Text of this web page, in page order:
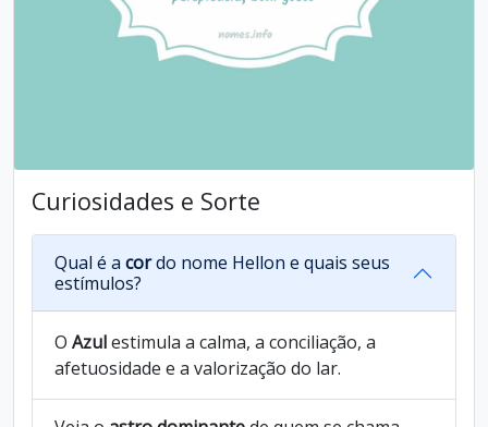
Curiosidades e Sorte
Qual é a cordo nome Hellon e quais seus
estímulos?
O Azulestimula a calma, a conciliação, a
afetuosidade e a valorização do lar.